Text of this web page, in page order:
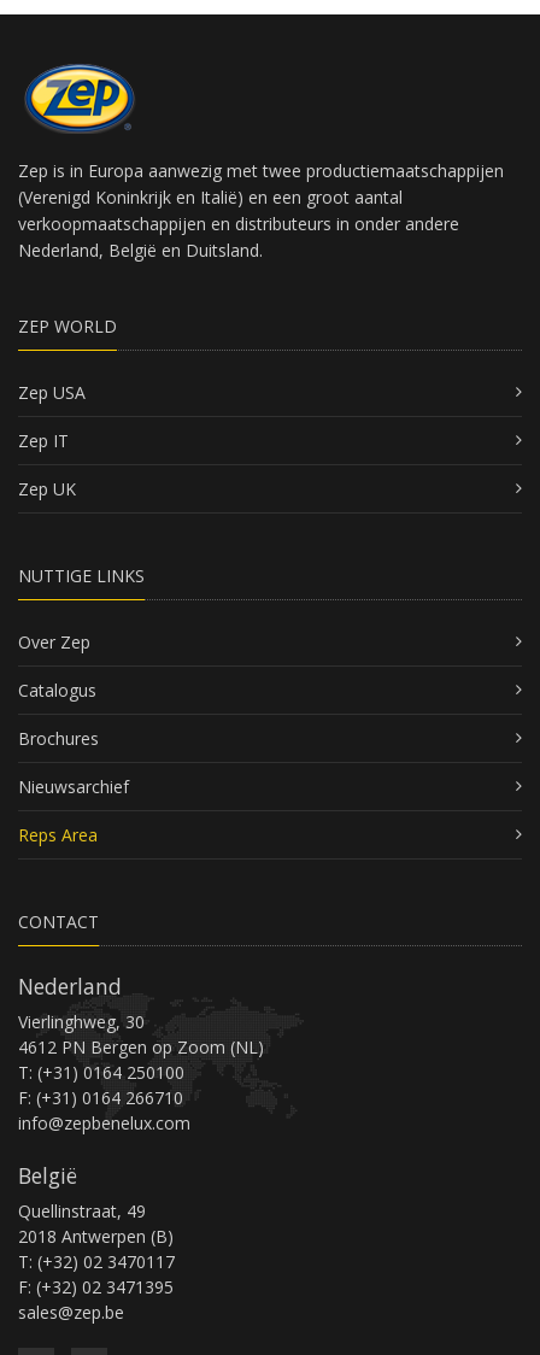
Zep is in Europa aanwezig met twee productiemaatschappijen
(Verenigd Koninkrijk en Italië) en een groot aantal
verkoopmaatschappijen en distributeurs in onder andere
Nederland, België en Duitsland.
ZEP WORLD
Zep USA
Zep IT
Zep UK
NUTTIGE LINKS
Over Zep
Catalogus
Brochures
Nieuwsarchief
Reps Area
CONTACT
Nederland
Vierlinghweg, 30
4612 PN Bergen op Zoom (NL)
T: (+31) 0164 250100
F: (+31) 0164 266710
info@zepbenelux.com
België
Quellinstraat, 49
2018 Antwerpen (B)
T: (+32) 02 3470117
F: (+32) 02 3471395
sales@zep.be